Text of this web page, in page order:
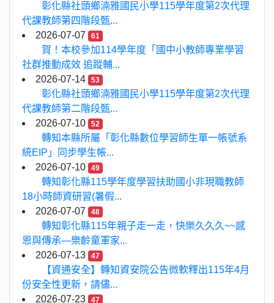
彰化縣社頭鄉湳雅國民小學115學年度第2次代理
代課教師第四階段甄...
2026-07-07
61
賀！本校參加114學年度「國中小教師專業學習
社群推動成效 追蹤輔...
2026-07-14
53
彰化縣社頭鄉湳雅國民小學115學年度第2次代理
代課教師第二階段甄...
2026-07-10
52
轉知本縣所屬「彰化縣數位學習師生單一帳號系
統EIP」同步學生帳...
2026-07-10
49
轉知彰化縣115學年度學習扶助國小非現職教師
18小時師資研習(暑假...
2026-07-07
48
轉知彰化縣115年親子走一走，快樂久久久~~感
恩與傳承—樂齡童軍家...
2026-07-13
47
【資通安全】轉知資安院公告微軟釋出115年4月
份安全性更新，請儘...
2026-07-23
47